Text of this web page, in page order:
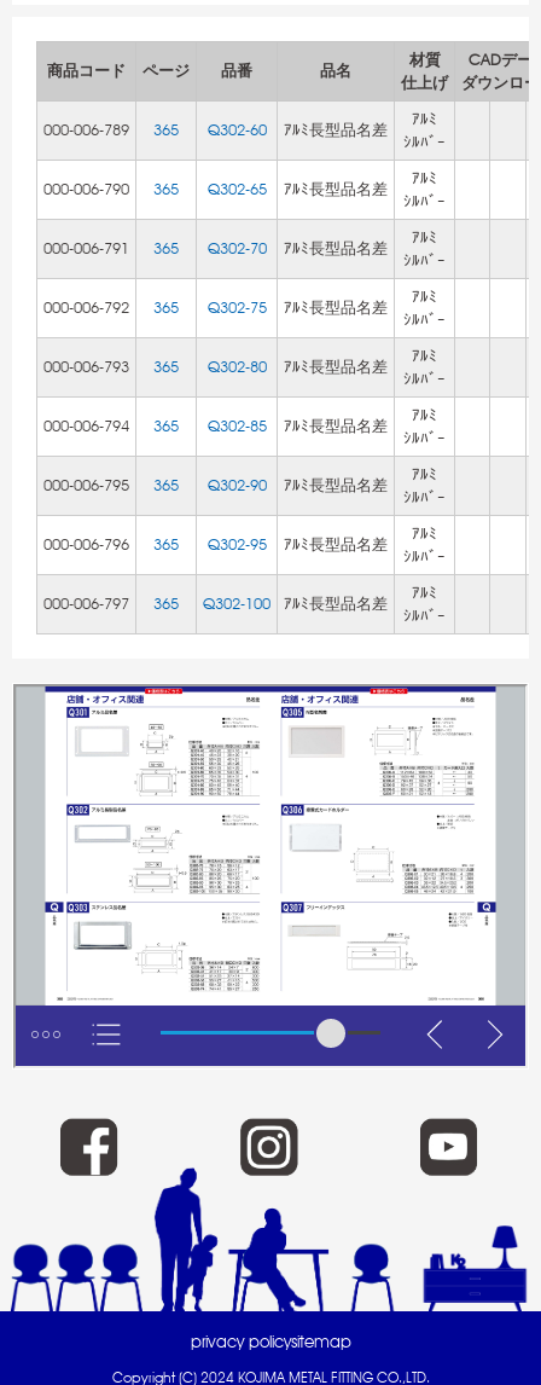
商品コード ページ 品番 品名
材質
仕上げ
CADデー
ダウンロ
000-006-789 365 Q302-60 ｱﾙﾐ長型品名差
ｱﾙﾐ
ｼﾙﾊﾞｰ
000-006-790 365 Q302-65 ｱﾙﾐ長型品名差
ｱﾙﾐ
ｼﾙﾊﾞｰ
000-006-791 365 Q302-70 ｱﾙﾐ長型品名差
ｱﾙﾐ
ｼﾙﾊﾞｰ
000-006-792 365 Q302-75 ｱﾙﾐ長型品名差
ｱﾙﾐ
ｼﾙﾊﾞｰ
000-006-793 365 Q302-80 ｱﾙﾐ長型品名差
ｱﾙﾐ
ｼﾙﾊﾞｰ
000-006-794 365 Q302-85 ｱﾙﾐ長型品名差
ｱﾙﾐ
ｼﾙﾊﾞｰ
000-006-795 365 Q302-90 ｱﾙﾐ長型品名差
ｱﾙﾐ
ｼﾙﾊﾞｰ
000-006-796 365 Q302-95 ｱﾙﾐ長型品名差
ｱﾙﾐ
ｼﾙﾊﾞｰ
000-006-797 365 Q302-100 ｱﾙﾐ長型品名差
ｱﾙﾐ
ｼﾙﾊﾞｰ
Copyright (C) 2024 KOJIMA METAL FITTING CO.,LTD.
privacy policysitemap